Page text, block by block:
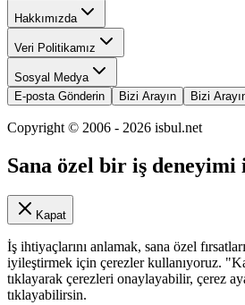
Hakkımızda
Veri Politikamız
Sosyal Medya
E-posta Gönderin
Bizi Arayın Bizi
Copyright © 2006 - 2026 isbul.net
Sana özel bir iş deneyimi
Kapat
İş ihtiyaçlarını anlamak, sana özel
iyileştirmek için çerezler kullanıyoruz.
tıklayarak çerezleri onaylayabilir, çerez
tıklayabilirsin.